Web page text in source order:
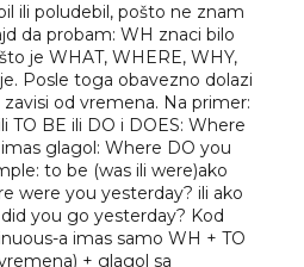
ili poludebil, pošto ne znam
da probam: WH znaci bilo
je WHAT, WHERE, WHY,
Posle toga obavezno dolazi
od vremena. Na primer:
TO BE ili DO i DOES: Where
glagol: Where DO you
to be (was ili were)ako
were you yesterday? ili ako
you go yesterday? Kod
a imas samo WH + TO
+ glagol sa